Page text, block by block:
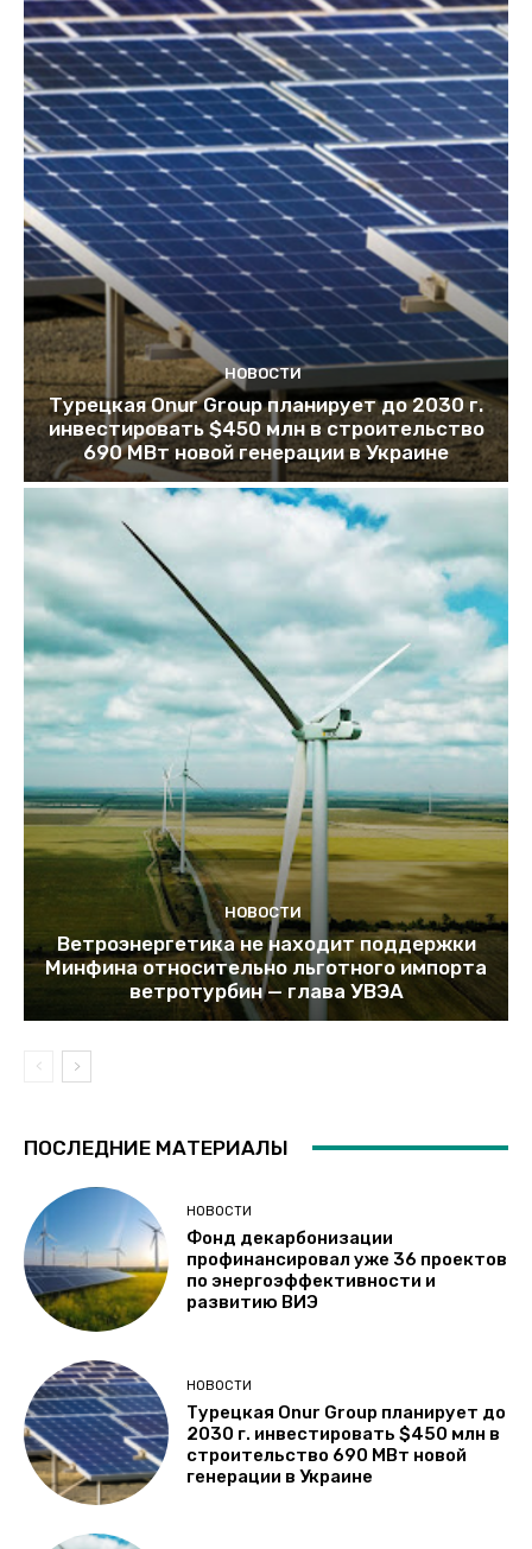
НОВОСТИ
Турецкая Onur Group планирует до 2030 г.
инвестировать $450 млн в строительство
690 МВт новой генерации в Украине
НОВОСТИ
Ветроэнергетика не находит поддержки
Минфина относительно льготного импорта
ветротурбин — глава УВЭА
ПОСЛЕДНИЕ МАТЕРИАЛЫ
НОВОСТИ
Фонд декарбонизации
профинансировал уже 36 проектов
по энергоэффективности и
развитию ВИЭ
НОВОСТИ
Турецкая Onur Group планирует до
2030 г. инвестировать $450 млн в
строительство 690 МВт новой
генерации в Украине